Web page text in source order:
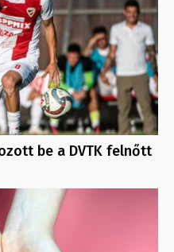
be a DVTK felnőtt